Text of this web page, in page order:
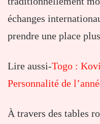
échanges
prendre une place
Lire aussi-Togo :
Personnalité de
À travers des tables